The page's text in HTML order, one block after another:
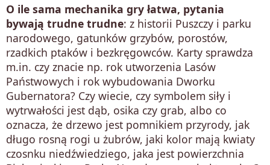
O ile sama mechanika gry łatwa, pytania
bywają trudne trudne: z historii Puszczy i parku
narodowego, gatunków grzybów, porostów,
rzadkich ptaków i bezkręgowców. Karty sprawdza
m.in. czy znacie np. rok utworzenia Lasów
Państwowych i rok wybudowania Dworku
Gubernatora? Czy wiecie, czy symbolem siły i
wytrwałości jest dąb, osika czy grab, albo co
oznacza, że drzewo jest pomnikiem przyrody, jak
długo rosną rogi u żubrów, jaki kolor mają kwiaty
czosnku niedźwiedziego, jaka jest powierzchnia